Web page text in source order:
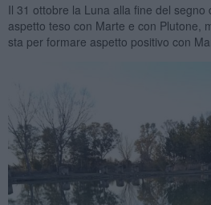
Il 31 ottobre la Luna alla fine del segno
aspetto teso con Marte e con Plutone,
sta per formare aspetto positivo con